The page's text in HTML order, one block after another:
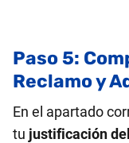
Paso 5:
Reclamo y
En el apartado
tu justificación